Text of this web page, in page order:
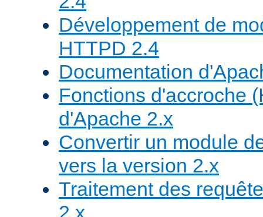
Développement de
HTTPD 2.4
Documentation
Fonctions d'accroche
d'Apache 2.x
Convertir un module
vers la version 2.x
Traitement des
2.x